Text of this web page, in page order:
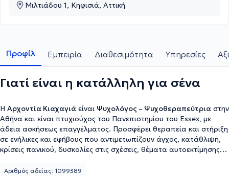
Μιλτιάδου 1, Κηφισιά, Αττική
Προφίλ Εμπειρία Διαθεσιμότητα Υπηρεσίες
Γιατί είναι η κατάλληλη για σένα
Η Αρχοντία Κιαχαγιά είναι Ψυχολόγος – Ψυχοθεραπεύτρια στην
Αθήνα και είναι πτυχιούχος του Πανεπιστημίου του Essex, με
άδεια ασκήσεως επαγγέλματος. Προσφέρει θεραπεία και στήριξη
σε ενήλικες και εφήβους που αντιμετωπίζουν άγχος, κατάθλιψη,
κρίσεις πανικού, δυσκολίες στις σχέσεις, θέματα αυτοεκτίμησης
ενσυναίσθηση, δημιουργεί έναν χώρο όπου οι άνθρωποι μπορούν
Αριθμός αδείας: 1099389